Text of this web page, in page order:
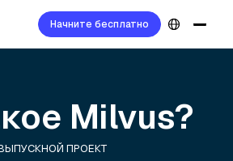
Начните бесплатно
Milvus?
ПРОЕКТ